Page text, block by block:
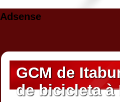
Adsense
GCM de
de bicicleta